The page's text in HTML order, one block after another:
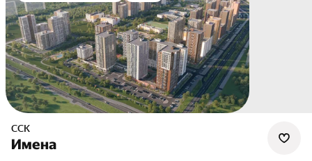
ССК
Имена